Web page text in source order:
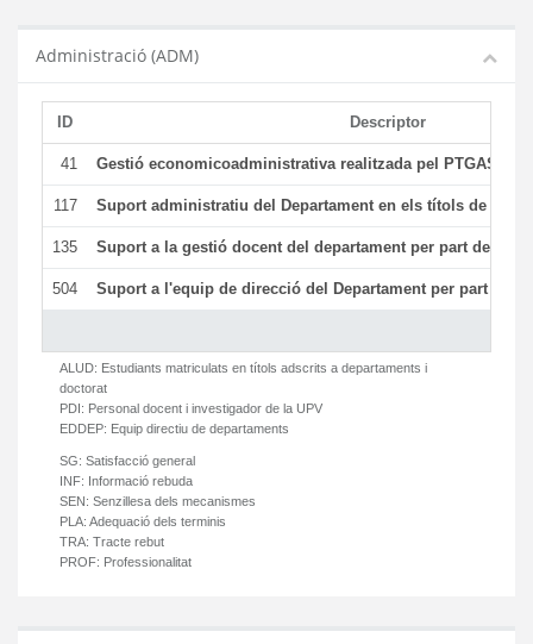
Administració (ADM)
ID Descriptor
41 Gestió economicoadministrativa realitzada pel PTGAS del
117 Suport administratiu del Departament en els títols de
135 Suport a la gestió docent del departament per part del
504 Suport a l'equip de direcció del Departament per part del
ALUD: Estudiants matriculats en títols adscrits a departaments i
doctorat
PDI: Personal docent i investigador de la UPV
EDDEP: Equip directiu de departaments
SG: Satisfacció general
INF: Informació rebuda
SEN: Senzillesa dels mecanismes
PLA: Adequació dels terminis
TRA: Tracte rebut
PROF: Professionalitat